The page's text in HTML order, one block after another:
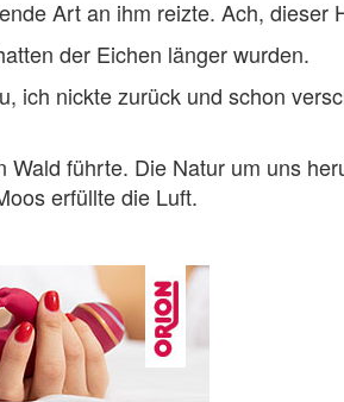
Art an ihm reizte. Ach, dieser
der Eichen länger wurden.
nickte zurück und schon
führte. Die Natur um uns
erfüllte die Luft.